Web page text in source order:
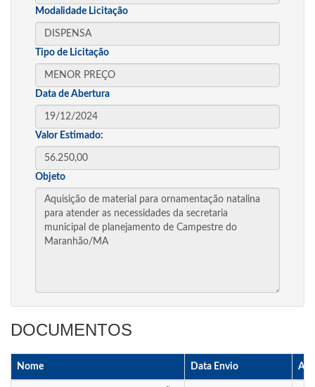
Modalidade Licitação
Tipo de Licitação
Data de Abertura
Valor Estimado:
Objeto
DOCUMENTOS
Nome Data Envio